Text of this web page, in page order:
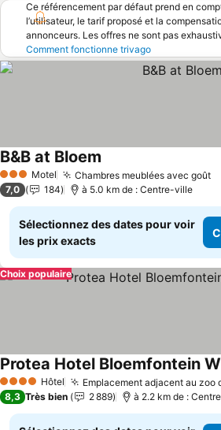
Ce référencement par défaut prend en
l’utilisateur, le tarif proposé et la
annonceurs. Les offres ne sont pas
Comment fonctionne trivago
3 ÉtoilesMotel Chambres meublées avec goût
B&B at Bloem
7,0 184 à 5.0 km de : Centre-ville
Sélectionnez des dates pour voir
les prix exacts
Choix populaire
4 Étoiles Hôtel Emplacement adjacent au zoo
Protea Hotel Bloemfontein
8,3 Très bien 2 889 à 2.2 km de :